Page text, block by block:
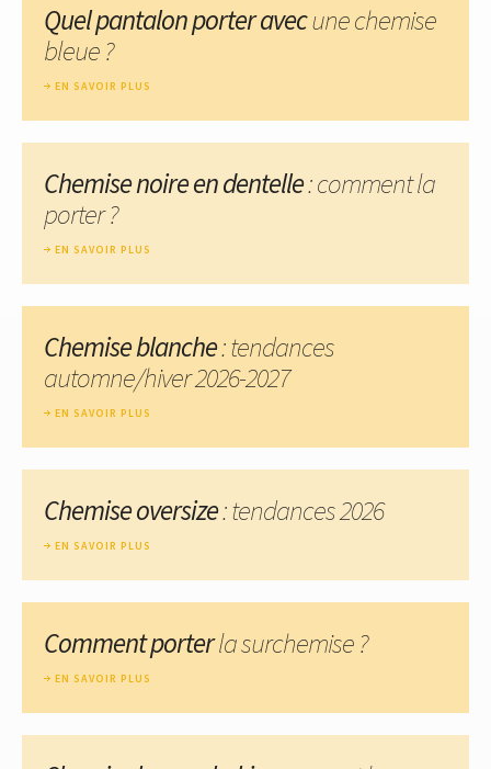
Quel pantalon porter avecune chemise
bleue ?
EN SAVOIR PLUS
Chemise noire en dentelle: comment la
porter ?
EN SAVOIR PLUS
Chemise blanche: tendances
automne/hiver 2026-2027
EN SAVOIR PLUS
Chemise oversize: tendances 2026
EN SAVOIR PLUS
Comment porterla surchemise ?
EN SAVOIR PLUS